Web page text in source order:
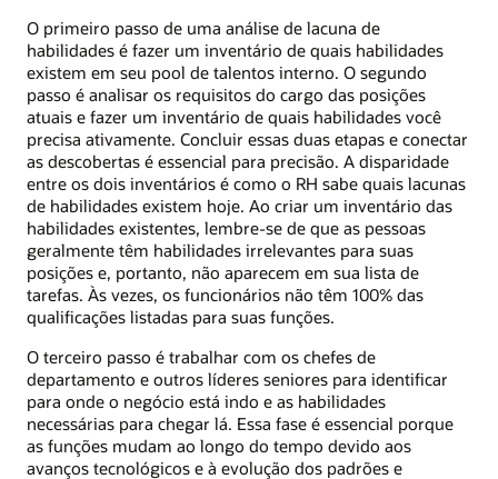
O primeiro passo de uma análise de lacuna de
habilidades é fazer um inventário de quais habilidades
existem em seu pool de talentos interno. O segundo
passo é analisar os requisitos do cargo das posições
atuais e fazer um inventário de quais habilidades você
precisa ativamente. Concluir essas duas etapas e conectar
as descobertas é essencial para precisão. A disparidade
entre os dois inventários é como o RH sabe quais lacunas
de habilidades existem hoje. Ao criar um inventário das
habilidades existentes, lembre-se de que as pessoas
geralmente têm habilidades irrelevantes para suas
posições e, portanto, não aparecem em sua lista de
tarefas. Às vezes, os funcionários não têm 100% das
qualificações listadas para suas funções.
O terceiro passo é trabalhar com os chefes de
departamento e outros líderes seniores para identificar
para onde o negócio está indo e as habilidades
necessárias para chegar lá. Essa fase é essencial porque
as funções mudam ao longo do tempo devido aos
avanços tecnológicos e à evolução dos padrões e